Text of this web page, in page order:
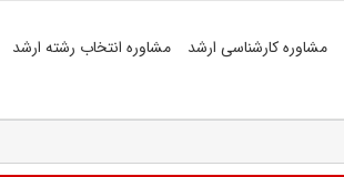
مشاوره کارشناسی ارشد مشاوره انتخاب رشته ارشد